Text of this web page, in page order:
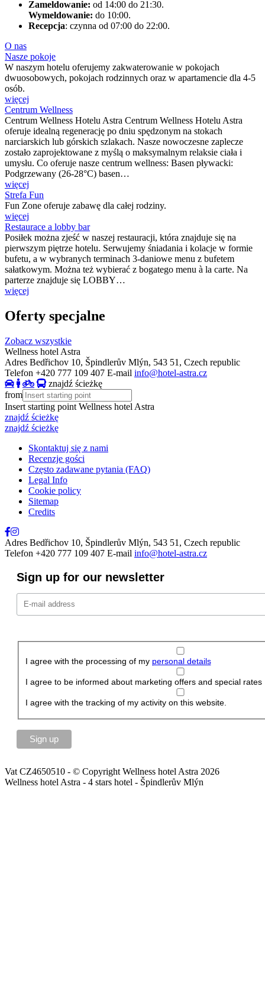
Zameldowanie: od 14:00 do 21:30.
Wymeldowanie: do 10:00.
Recepcja: czynna od 07:00 do 22:00.
O nas
Nasze pokoje
W naszym hotelu oferujemy zakwaterowanie w pokojach
dwuosobowych, pokojach rodzinnych oraz w apartamencie dla 4-5
osób.
więcej
Centrum Wellness
Centrum Wellness Hotelu Astra Centrum Wellness Hotelu Astra
oferuje idealną regenerację po dniu spędzonym na stokach
narciarskich lub górskich szlakach. Nasze nowoczesne zaplecze
zostało zaprojektowane z myślą o maksymalnym relaksie ciała i
umysłu. Co oferuje nasze centrum wellness: Basen pływacki:
Podgrzewany (26-28°C) basen…
więcej
Strefa Fun
Fun Zone oferuje zabawę dla całej rodziny.
więcej
Restaurace a lobby bar
Posiłek można zjeść w naszej restauracji, która znajduje się na
pierwszym piętrze hotelu. Serwujemy śniadania i kolacje w formie
bufetu, a w wybranych terminach 3-daniowe menu z bufetem
sałatkowym. Można też wybierać z bogatego menu à la carte. Na
parterze znajduje się LOBBY…
więcej
Oferty specjalne
Zobacz wszystkie
Wellness hotel Astra
Adres Bedřichov 10, Špindlerův Mlýn, 543 51, Czech republic
Telefon +420 777 109 407 E-mail info@hotel-astra.cz
znajdź ścieżkę
from
Insert starting point Wellness hotel Astra
znajdź ścieżkę
znajdź ścieżkę
Skontaktuj się z nami
Recenzje gości
Często zadawane pytania (FAQ)
Legal Info
Cookie policy
Sitemap
Credits
Adres Bedřichov 10, Špindlerův Mlýn, 543 51, Czech republic
Telefon +420 777 109 407 E-mail info@hotel-astra.cz
Sign up for our newsletter
I agree with the processing of my personal details
I agree to be informed about marketing offers and special rates
I agree with the tracking of my activity on this website.
Vat CZ4650510 - © Copyright Wellness hotel Astra 2026
Wellness hotel Astra - 4 stars hotel - Špindlerův Mlýn